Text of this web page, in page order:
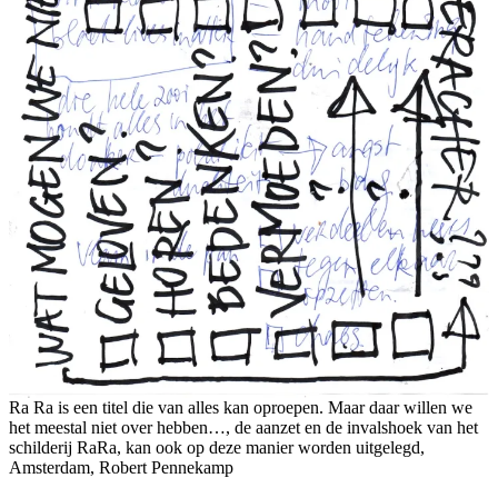
Ra Ra is een titel die van alles kan oproepen. Maar daar willen we
het meestal niet over hebben…, de aanzet en de invalshoek van het
schilderij RaRa, kan ook op deze manier worden uitgelegd,
Amsterdam, Robert Pennekamp